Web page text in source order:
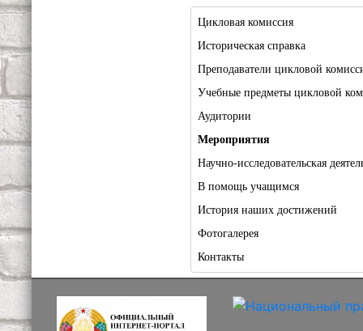
Цикловая комиссия
Историческая справка
Преподаватели цикловой
Учебные предметы цикловой
Аудитории
Мероприятия
Научно-исследовательская
В помощь учащимся
История наших достижений
Фотогалерея
Контакты